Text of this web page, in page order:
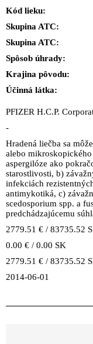
Kód lieku:
Skupina ATC:
Skupina ATC:
Spôsob úhrady:
Krajina pôvodu:
Účinná látka:
PFIZER H.C.P.
-
Hradená liečba sa
alebo
aspergilóze ako
starostlivosti, b)
infekciách
antimykotiká, c)
scedosporium spp. a
predchádzajúcemu
2779.51 € / 83735.52
0.00 € / 0.00 SK
2779.51 € / 83735.52
2014-06-01